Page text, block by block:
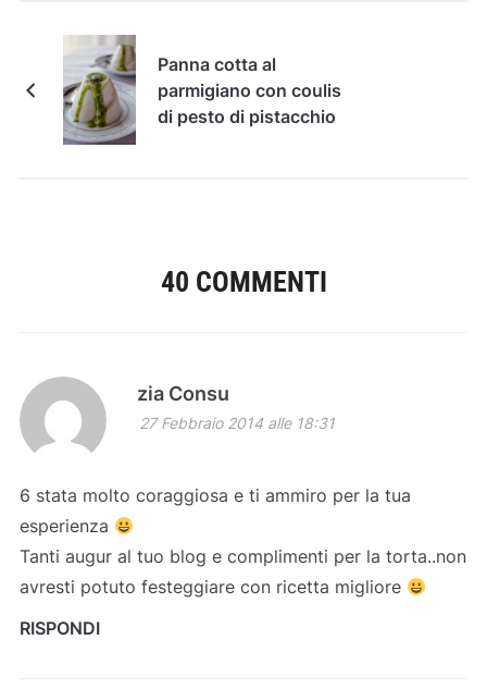
Panna cotta al
parmigiano con coulis
di pesto di pistacchio
40 COMMENTI
zia Consu
27 Febbraio 2014 alle 18:31
6 stata molto coraggiosa e ti ammiro per la tua
esperienza
Tanti augur al tuo blog e complimenti per la torta..non
avresti potuto festeggiare con ricetta migliore
RISPONDI